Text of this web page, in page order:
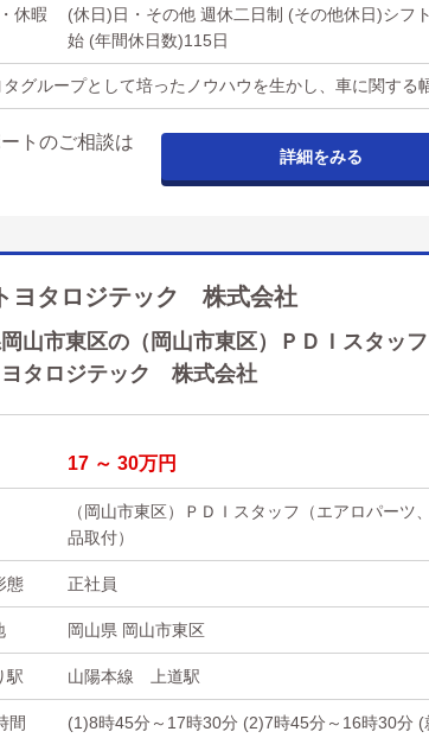
休暇
(休日)日・その他 週休二日制 (その他休日)シ
始 (年間休日数)115日
タグループとして培ったノウハウを生かし、車に関する
トのご相談は
詳細をみる
ヨタロジテック 株式会社
山市東区の（岡山市東区）ＰＤＩスタッ
ヨタロジテック 株式会社
17 ～ 30万円
（岡山市東区）ＰＤＩスタッフ（エアロパーツ
品取付）
態 正社員
岡山県 岡山市東区
駅 山陽本線 上道駅
間
(1)8時45分～17時30分 (2)7時45分～16時30分